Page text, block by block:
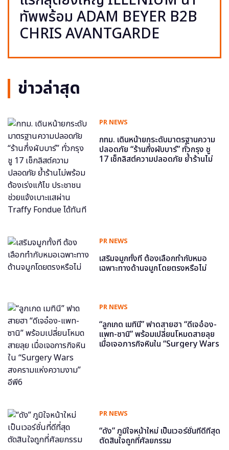
ทัพพร้อม ADAM BEYER B2B
CHRIS AVANTGARDE
ข่าวล่าสุด
PR NEWS
กทม. เดินหน้ายกระดับมาตรฐานความ
ปลอดภัย “ร้านกึ่งผับบาร์” ทั่วกรุง ชู
17 เช็กลิสต์ความปลอดภัย ย้ำร้านไม่
PR NEWS
เสริมจมูกทั้งที ต้องเลือกทำกับหมอ
เฉพาะทางด้านจมูกโดยตรงหรือไม่
PR NEWS
“ลูกเกด เมทินี” ฟาดสายฮา “ดีเจอ๋อง-
แพท-ซานิ” พร้อมเปลี่ยนโหมดสายลุย
เมื่อเจอภารกิจหินใน “Surgery Wars
PR NEWS
“ดัง” ภูมิใจหน้าใหม่ เป็นเวอร์ชั่นที่ดีที่สุด
ตัดสินใจถูกที่ศัลยกรรม